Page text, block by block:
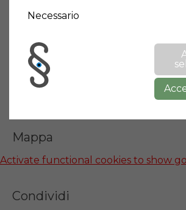
Piemonte
Informazioni città
Wikipedia: Montaldo Bormida
Mappa
Activate functional cookies to show
Condividi
Necessario